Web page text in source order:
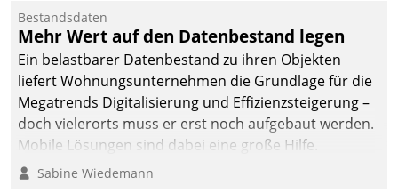
Bestandsdaten
Mehr Wert auf den Datenbestand legen
Ein belastbarer Datenbestand zu ihren Objekten
liefert Wohnungsunternehmen die Grundlage für die
Megatrends Digitalisierung und Effizienzsteigerung –
doch vielerorts muss er erst noch aufgebaut werden.
Mobile Lösungen sind dabei eine große Hilfe.
Sabine Wiedemann